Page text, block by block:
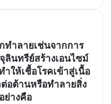
ทำลายเช่นจากการ
ลินทรีย์สร้างเอนไซม์
ให้เชื้อโรคเข้าสู่เนื้อ
อต้านหรือทำลายสิ่ง
ย่างคือ